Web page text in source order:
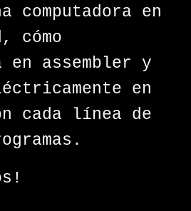
computadora en
cómo
en assembler y
en
cada línea de